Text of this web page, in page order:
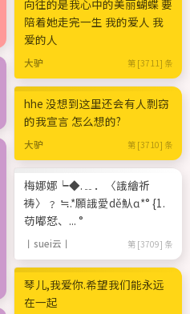
向往的是我心中的美丽蝴蝶 要
陪着她走完一生 我的爱人 我
爱的人
大驴 第 [3711] 条
hhe 没想到这里还会有人剽窃
的我宣言 怎么想的?
大驴 第 [3710] 条
梅娜娜┕◆.﹎．〈誐繪祈
祷〉﹖ ≒.*願誐愛dě魜ɑ*° {1.
苆嘟恏、... °
丨suei云丨 第 [3709] 条
琴儿,我爱你.希望我们能永远
在一起